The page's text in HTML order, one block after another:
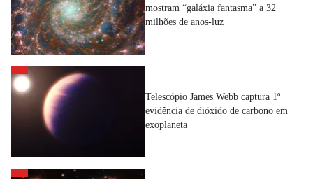
mostram “galáxia fantasma” a 32
milhões de anos-luz
Telescópio James Webb captura 1º
evidência de dióxido de carbono em
exoplaneta